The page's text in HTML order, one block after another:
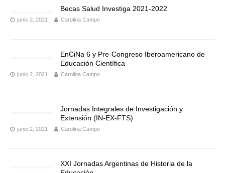
Becas Salud Investiga 2021-2022
junio 2, 2021 Carolina Campo
EnCiNa 6 y Pre-Congreso Iberoamericano de
Educación Científica
junio 2, 2021 Carolina Campo
Jornadas Integrales de Investigación y
Extensión (IN-EX-FTS)
junio 2, 2021 Carolina Campo
XXI Jornadas Argentinas de Historia de la